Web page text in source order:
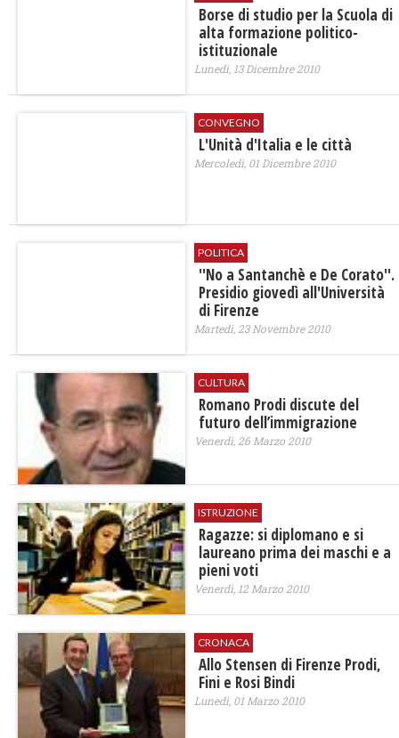
Borse di studio per la Scuola di
alta formazione politico-
istituzionale
Lunedì, 13 Dicembre 2010
CONVEGNO
L'Unità d'Italia e le città
Mercoledì, 01 Dicembre 2010
POLITICA
''No a Santanchè e De Corato''.
Presidio giovedì all'Università
di Firenze
Martedì, 23 Novembre 2010
CULTURA
Romano Prodi discute del
futuro dell’immigrazione
Venerdì, 26 Marzo 2010
ISTRUZIONE
Ragazze: si diplomano e si
laureano prima dei maschi e a
pieni voti
Venerdì, 12 Marzo 2010
CRONACA
Allo Stensen di Firenze Prodi,
Fini e Rosi Bindi
Lunedì, 01 Marzo 2010